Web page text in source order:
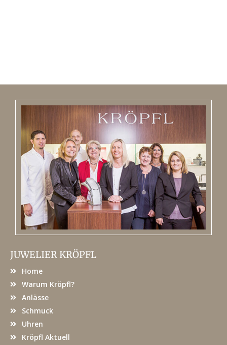
JUWELIER KRÖPFL
Home
Warum Kröpfl?
Anlässe
Schmuck
Uhren
Kröpfl Aktuell